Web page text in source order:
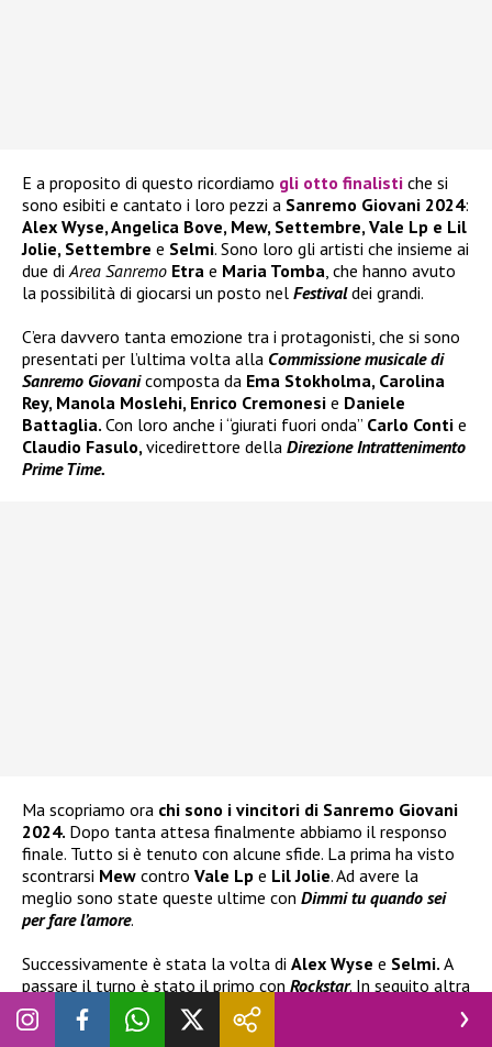
E a proposito di questo ricordiamo gli otto finalisti che si
sono esibiti e cantato i loro pezzi a Sanremo Giovani 2024:
Alex Wyse, Angelica Bove, Mew, Settembre, Vale Lp e Lil
Jolie, Settembre e Selmi. Sono loro gli artisti che insieme ai
due diArea Sanremo Etra e Maria Tomba, che hanno avuto
la possibilità di giocarsi un posto nel Festivaldei grandi.
C’era davvero tanta emozione tra i protagonisti, che si sono
presentati per l’ultima volta alla Commissione musicale di
Sanremo Giovanicomposta da Ema Stokholma, Carolina
Rey, Manola Moslehi, Enrico Cremonesi e Daniele
Battaglia. Con loro anche i “giurati fuori onda” Carlo Conti e
Claudio Fasulo,vicedirettore della Direzione Intrattenimento
Prime Time.
Ma scopriamo ora chi sono i vincitori di Sanremo Giovani
2024. Dopo tanta attesa finalmente abbiamo il responso
finale. Tutto si è tenuto con alcune sfide. La prima ha visto
scontrarsi Mew contro Vale Lp e Lil Jolie. Ad avere la
meglio sono state queste ultime con Dimmi tu quando sei
per fare l’amore.
Successivamente è stata la volta di Alex Wyse e Selmi. A
passare il turno è stato il primo con Rockstar. In seguito altra
interessante sfida tra Angelica Bove
visto uscirne vittorioso il cantante con
. Infine spazio